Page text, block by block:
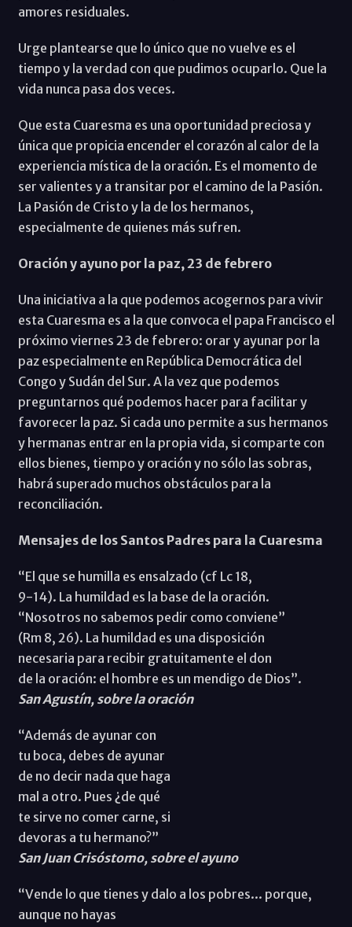
amores residuales.
Urge plantearse que lo único que no vuelve es el
tiempo y la verdad con que pudimos ocuparlo. Que la
vida nunca pasa dos veces.
Que esta Cuaresma es una oportunidad preciosa y
única que propicia encender el corazón al calor de la
experiencia mística de la oración. Es el momento de
ser valientes y a transitar por el camino de la Pasión.
La Pasión de Cristo y la de los hermanos,
especialmente de quienes más sufren.
Oración y ayuno por la paz, 23 de febrero
Una iniciativa a la que podemos acogernos para vivir
esta Cuaresma es a la que convoca el papa Francisco el
próximo viernes 23 de febrero: orar y ayunar por la
paz especialmente en República Democrática del
Congo y Sudán del Sur. A la vez que podemos
preguntarnos qué podemos hacer para facilitar y
favorecer la paz. Si cada uno permite a sus hermanos
y hermanas entrar en la propia vida, si comparte con
ellos bienes, tiempo y oración y no sólo las sobras,
habrá superado muchos obstáculos para la
reconciliación.
Mensajes de los Santos Padres para la Cuaresma
“El que se humilla es ensalzado (cf Lc 18,
9-14). La humildad es la base de la oración.
“Nosotros no sabemos pedir como conviene”
(Rm 8, 26). La humildad es una disposición
necesaria para recibir gratuitamente el don
de la oración: el hombre es un mendigo de Dios”.
San Agustín, sobre la oración
“Además de ayunar con
tu boca, debes de ayunar
de no decir nada que haga
mal a otro. Pues ¿de qué
te sirve no comer carne, si
devoras a tu hermano?”
San Juan Crisóstomo, sobre el ayuno
“Vende lo que tienes y dalo a los pobres... porque,
aunque no hayas